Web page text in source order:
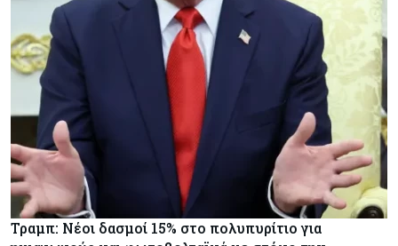
Τραμπ: Νέοι δασμοί 15% στο πολυπυρίτιο για